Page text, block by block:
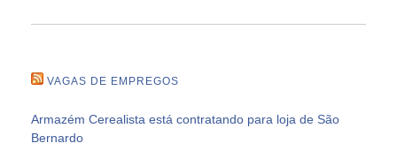
VAGAS DE EMPREGOS
Armazém Cerealista está contratando para loja de São
Bernardo